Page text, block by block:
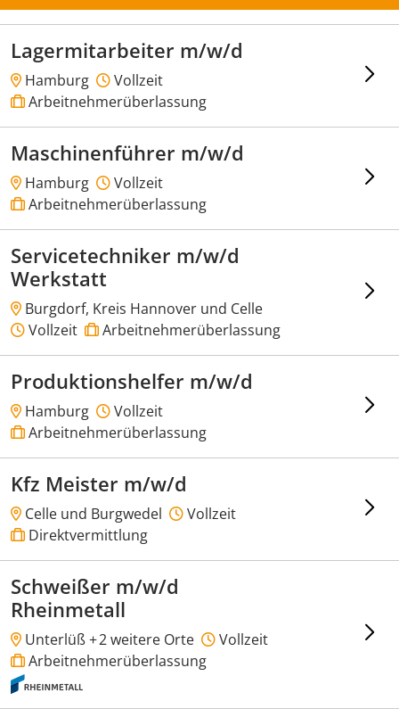
Lagermitarbeiter m/w/d
Hamburg
Vollzeit
Arbeitnehmerüberlassung
Maschinenführer m/w/d
Hamburg
Vollzeit
Arbeitnehmerüberlassung
Servicetechniker m/w/d
Werkstatt
Burgdorf, Kreis Hannover und Celle
Vollzeit
Arbeitnehmerüberlassung
Produktionshelfer m/w/d
Hamburg
Vollzeit
Arbeitnehmerüberlassung
Kfz Meister m/w/d
Celle und Burgwedel
Vollzeit
Direktvermittlung
Schweißer m/w/d
Rheinmetall
Unterlüß +2 weitere Orte
Vollzeit
Arbeitnehmerüberlassung